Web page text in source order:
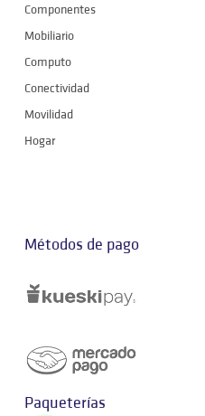
Componentes
Mobiliario
Computo
Conectividad
Movilidad
Hogar
Métodos de pago
Paqueterías